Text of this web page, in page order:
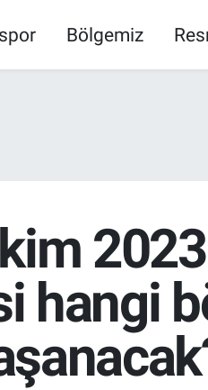
Bölgemiz
hangi